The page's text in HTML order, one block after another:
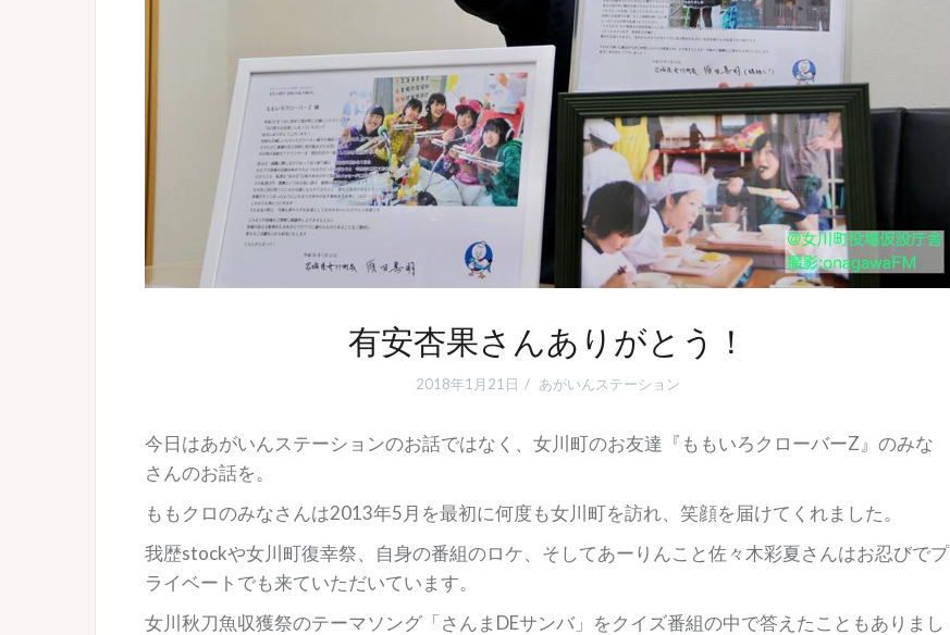
有安杏果さんありがとう！
2018年1月21日 あがいんステーション
今日はあがいんステーションのお話ではなく、女川町のお友達『ももいろクローバーZ』のみな
さんのお話を。
ももクロのみなさんは2013年5月を最初に何度も女川町を訪れ、笑顔を届けてくれました。
我歴stockや女川町復幸祭、自身の番組のロケ、そしてあーりんこと佐々木彩夏さんはお忍びでプ
ライベートでも来ていただいています。
女川秋刀魚収獲祭のテーマソング「さんまDEサンバ」をクイズ番組の中で答えたこともありまし